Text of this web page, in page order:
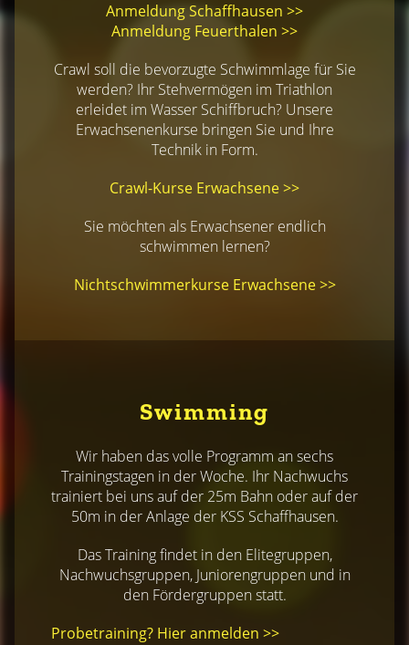
Anmeldung Schaffhausen >>
Anmeldung Feuerthalen >>
Crawl soll die bevorzugte Schwimmlage für Sie
werden? Ihr Stehvermögen im Triathlon
erleidet im Wasser Schiffbruch? Unsere
Erwachsenenkurse bringen Sie und Ihre
Technik in Form.
Crawl-Kurse Erwachsene >>
Sie möchten als Erwachsener endlich
schwimmen lernen?
Nichtschwimmerkurse Erwachsene >>
Swimming
Wir haben das volle Programm an sechs
Trainingstagen in der Woche. Ihr Nachwuchs
trainiert bei uns auf der 25m Bahn oder auf der
50m in der Anlage der KSS Schaffhausen.
Das Training findet in den Elitegruppen,
Nachwuchsgruppen, Juniorengruppen und in
den Fördergruppen statt.
Probetraining? Hier anmelden >>